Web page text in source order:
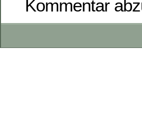
Kommentar